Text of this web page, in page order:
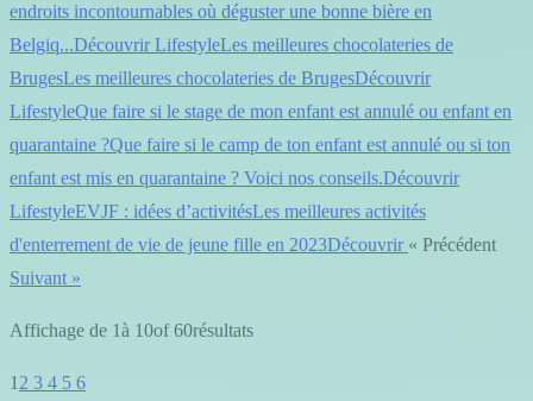
endroits incontournables où déguster une bonne bière en
Belgiq...Découvrir LifestyleLes meilleures chocolateries de
BrugesLes meilleures chocolateries de BrugesDécouvrir
LifestyleQue faire si le stage de mon enfant est annulé ou enfant en
quarantaine ?Que faire si le camp de ton enfant est annulé ou si ton
enfant est mis en quarantaine ? Voici nos conseils.Découvrir
LifestyleEVJF : idées d’activitésLes meilleures activités
d'enterrement de vie de jeune fille en 2023Découvrir « Précédent
Suivant »
Affichage de 1à 10of 60résultats
1 2 3 4 5 6